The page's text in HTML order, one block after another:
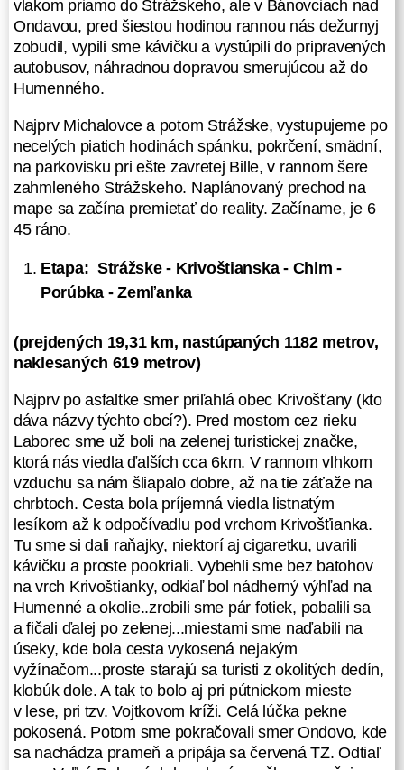
nebolo veru na prvý šup
...ale
myslím, že sa zadarilo.
Nočný vlak do Bánoviec nad
Ondavou a odtiaľ náhradnou
Strážskeho:
Všetko začalo vo štvrtok večer.
Okolo 21 30 sme sa stretli na
hlavnej stanici v Bratislave, Dancu
a mňa doviezol Mirko a onedlho
s Ďurim...mali čas, tak si sadli na
nejaké pivečká. Všetci sme mali
batohy...hmotnostne vyčnieval 25kg
batoh Ďuriho, ktorý sa rozhodol, že
počasie nebude až také ničivé
a neberie stan. Prázdne miesto
v batohu tak vyplnil 12timi
plechovkami Plzne
. Našťastie
sme mali spacie kupé len pre nás
štyroh a tak sme si zrobili pojazdný
bar...niečo vypili z „Ďuriho stanu“ a
nejakej chriapky a niečo po 01 00
sme zaľahli do postieľok. Keďže
bola výluka na trati, tak sme neprišli
vlakom priamo do Strážskeho, ale v
Bánovciach nad Ondavou, pred
šiestou hodinou rannou nás
dežurnyj zobudil, vypili sme kávičku
a vystúpili do pripravených
autobusov, náhradnou dopravou
smerujúcou až do Humenného.
Najprv Michalovce a potom
Strážske, vystupujeme po necelých
vlakom priamo do Strážskeho, ale v Bánovciach nad
Ondavou, pred šiestou hodinou rannou nás dežurnyj
zobudil, vypili sme kávičku a vystúpili do pripravených
autobusov, náhradnou dopravou smerujúcou až do
Humenného.
Najprv Michalovce a potom Strážske, vystupujeme po
necelých piatich hodinách spánku, pokrčení, smädní,
na parkovisku pri ešte zavretej Bille, v rannom šere
zahmleného Strážskeho. Naplánovaný prechod na
mape sa začína premietať do reality. Začíname, je 6
45 ráno.
Etapa: Strážske - Krivoštianska - Chlm -
Porúbka - Zemľanka
(prejdených 19,31 km, nastúpaných 1182 metrov,
naklesaných 619 metrov)
Najprv po asfaltke smer priľahlá obec Krivošťany (kto
dáva názvy týchto obcí?). Pred mostom cez rieku
Laborec sme už boli na zelenej turistickej značke,
ktorá nás viedla ďalších cca 6km. V rannom vlhkom
vzduchu sa nám šliapalo dobre, až na tie záťaže na
chrbtoch. Cesta bola príjemná viedla listnatým
lesíkom až k odpočívadlu pod vrchom Krivošťianka.
Tu sme si dali raňajky, niektorí aj cigaretku, uvarili
kávičku a proste pookriali. Vybehli sme bez batohov
na vrch Krivoštianky, odkiaľ bol nádherný výhľad na
Humenné a okolie..zrobili sme pár fotiek, pobalili sa
a fičali ďalej po zelenej...miestami sme naďabili na
úseky, kde bola cesta vykosená nejakým
vyžínačom...proste starajú sa turisti z okolitých dedín,
klobúk dole. A tak to bolo aj pri pútnickom mieste
v lese, pri tzv. Vojtkovom kríži. Celá lúčka pekne
pokosená. Potom sme pokračovali smer Ondovo, kde
sa nachádza prameň a pripája sa červená TZ. Odtiaľ